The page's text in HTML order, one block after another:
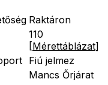
Raktáron
110
[Mérettáblázat]
Fiú jelmez
Mancs Őrjárat